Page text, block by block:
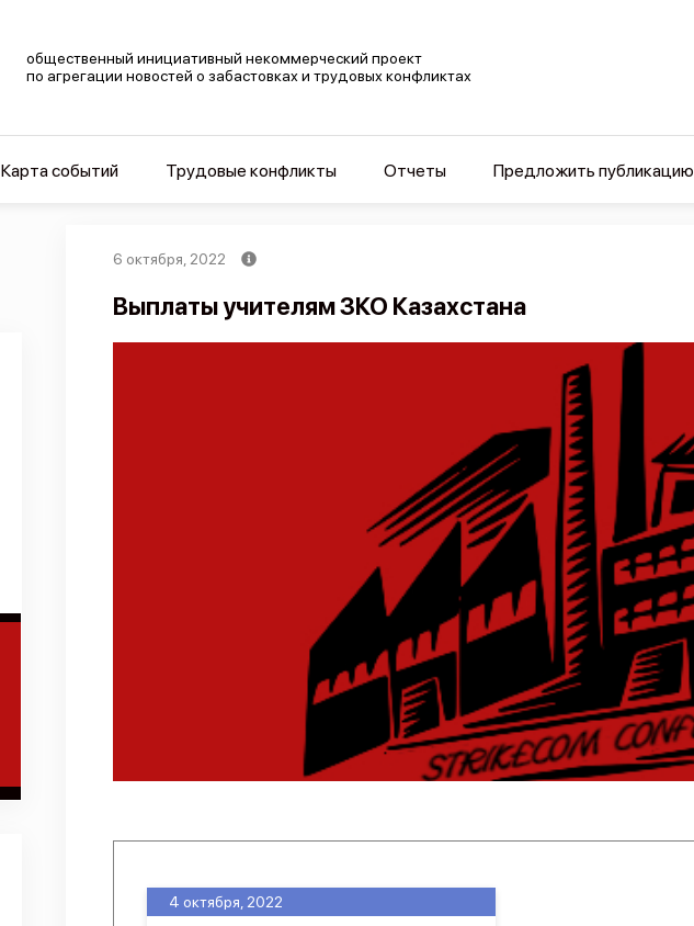
общественный инициативный некоммерческий проект
по агрегации новостей о забастовках и трудовых конфликтах
Карта событий Трудовые конфликты Отчеты Предложить публикацию
6 октября, 2022
Выплаты учителям ЗКО Казахстана
4 октября, 2022